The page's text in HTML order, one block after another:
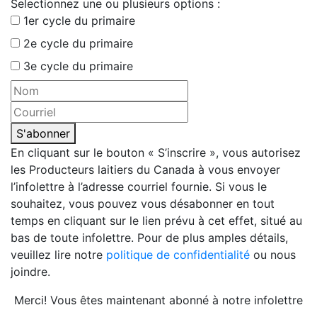
Selectionnez une ou plusieurs options :
1er cycle du primaire
2e cycle du primaire
3e cycle du primaire
S'abonner
En cliquant sur le bouton « S’inscrire », vous autorisez
les Producteurs laitiers du Canada à vous envoyer
l’infolettre à l’adresse courriel fournie. Si vous le
souhaitez, vous pouvez vous désabonner en tout
temps en cliquant sur le lien prévu à cet effet, situé au
bas de toute infolettre. Pour de plus amples détails,
veuillez lire notre politique de confidentialité ou nous
joindre.
Merci! Vous êtes maintenant abonné à notre infolettre